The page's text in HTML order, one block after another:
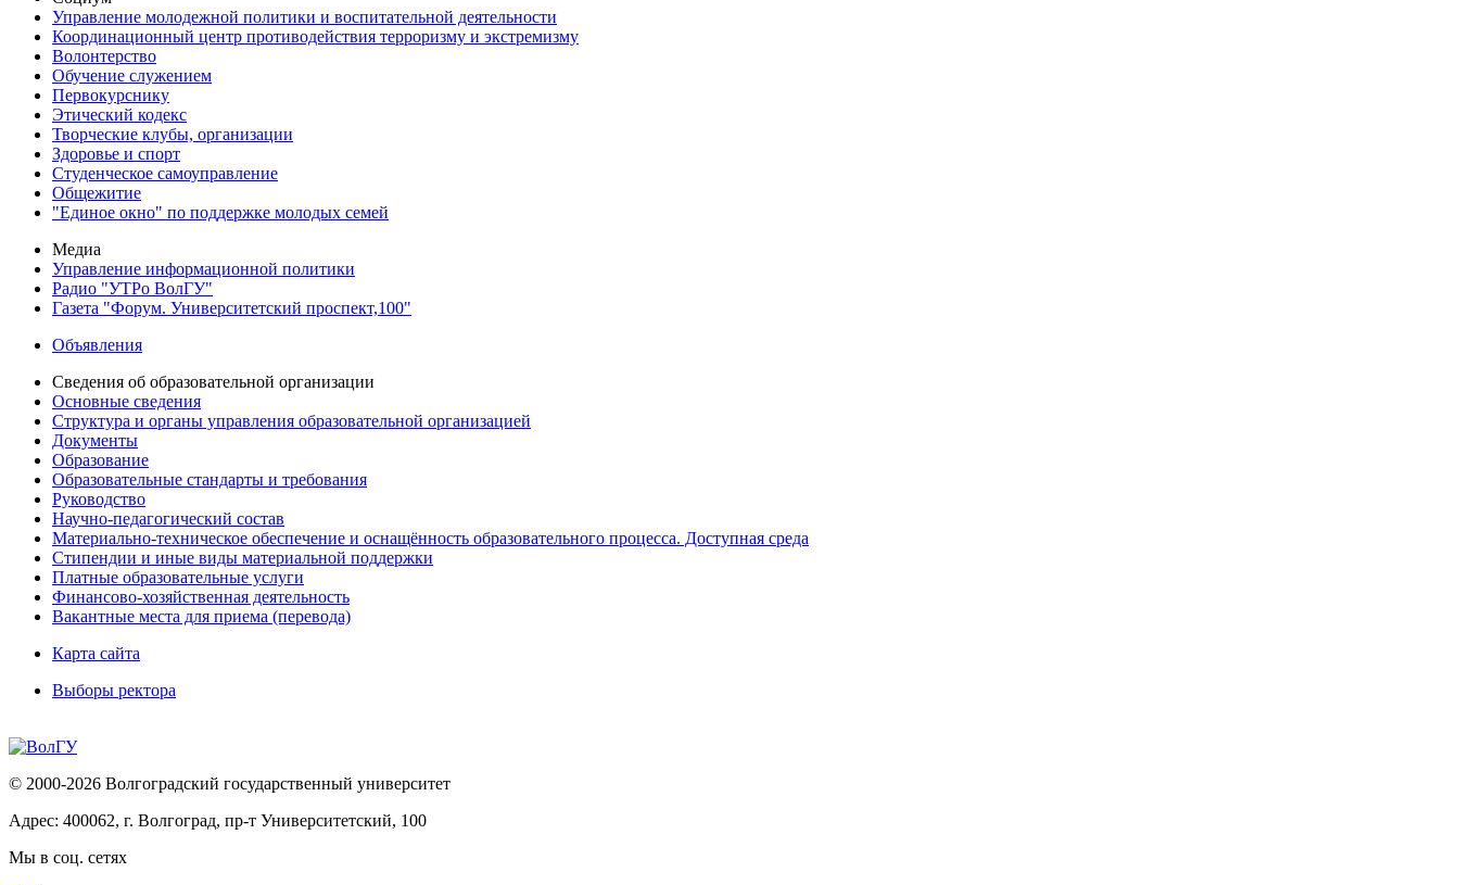
Управление молодежной политики и воспитательной деятельности
Координационный центр противодействия терроризму и экстремизму
Волонтерство
Обучение служением
Первокурснику
Этический кодекс
Творческие клубы, организации
Здоровье и спорт
Студенческое самоуправление
Общежитие
"Единое окно" по поддержке молодых семей
Медиа
Управление информационной политики
Радио "УТРо ВолГУ"
Газета "Форум. Университетский проспект,100"
Объявления
Сведения об образовательной организации
Основные сведения
Структура и органы управления образовательной организацией
Документы
Образование
Образовательные стандарты и требования
Руководство
Научно-педагогический состав
Материально-техническое обеспечение и оснащённость образовательного процесса. Доступная среда
Стипендии и иные виды материальной поддержки
Платные образовательные услуги
Финансово-хозяйственная деятельность
Вакантные места для приема (перевода)
Карта сайта
Выборы ректора
© 2000-2026 Волгоградский государственный университет
Адрес: 400062, г. Волгоград, пр-т Университетский, 100
Мы в соц. сетях